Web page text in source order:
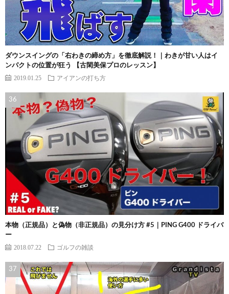
ダウンスイングの「右わきの締め方」を徹底解説！｜わきが甘い人はイ
ンパクトの位置が狂う 【古閑美保プロのレッスン】
2019.01.25 アイアンの打ち方
本物（正規品）と偽物（非正規品）の見分け方 #5｜PING G400 ドライバ
ー
2018.07.22 ゴルフの雑談